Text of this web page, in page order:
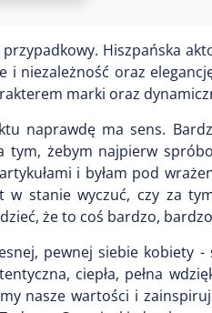
Hiszpańska
i niezależność oraz
marki oraz
naprawdę ma sens.
tym, żebym najpierw
i byłam pod
w stanie wyczuć, czy za
że to coś bardzo,
pewnej siebie kobiety
ciepła, pełna
nasze wartości i